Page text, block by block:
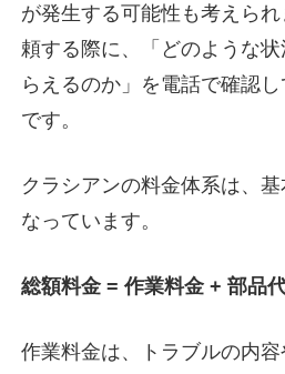
が発生する可能性も考えら
頼する際に、「どのような
らえるのか」を電話で確認
です。
クラシアンの料金体系は、
なっています。
総額料金 = 作業料金 + 部品
作業料金は、トラブルの内